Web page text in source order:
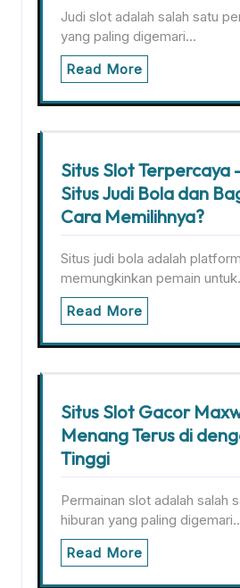
Judi slot adalah salah satu
yang paling digemari…
Read More
Situs Slot Terpercaya
Situs Judi Bola dan
Cara Memilihnya?
Situs judi bola adalah
memungkinkan pemain
Read More
Situs Slot Gacor
Menang Terus di
Tinggi
Permainan slot adalah salah
hiburan yang paling
Read More